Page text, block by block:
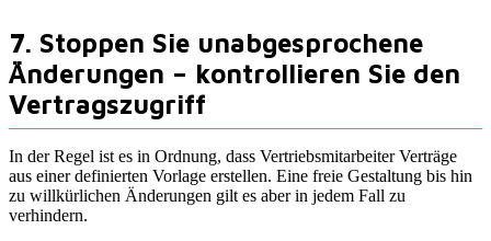
7. Stoppen Sie unabgesprochene
Änderungen – kontrollieren Sie den
Vertragszugriff
In der Regel ist es in Ordnung, dass Vertriebsmitarbeiter Verträge
aus einer definierten Vorlage erstellen. Eine freie Gestaltung bis hin
zu willkürlichen Änderungen gilt es aber in jedem Fall zu
verhindern.